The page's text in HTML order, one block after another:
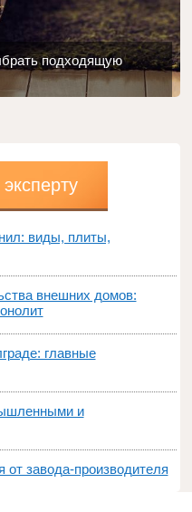
подходящую
виды, плиты,
внешних домов:
главные
и
от завода-производителя